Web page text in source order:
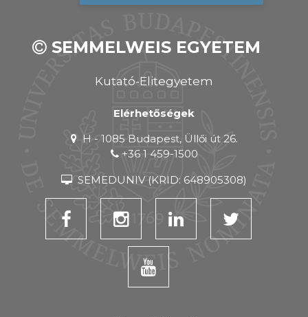
SEMMELWEIS EGYETEM
Kutató-Elitegyetem
Elérhetőségek
H - 1085 Budapest, Üllői út 26.
+36 1 459-1500
SEMEDUNIV (KRID: 648905308)